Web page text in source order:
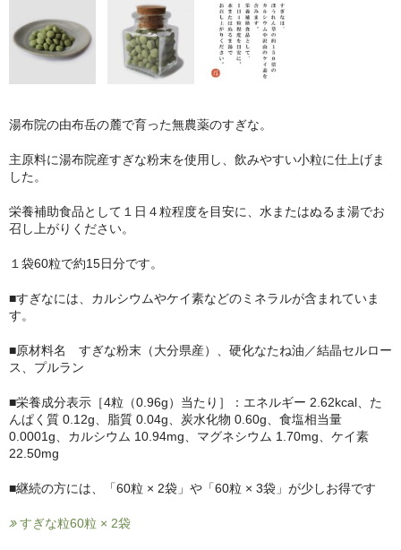
湯布院の由布岳の麓で育った無農薬のすぎな。
主原料に湯布院産すぎな粉末を使用し、飲みやすい小粒に仕上げま
した。
栄養補助食品として１日４粒程度を目安に、水またはぬるま湯でお
召し上がりください。
１袋60粒で約15日分です。
■すぎなには、カルシウムやケイ素などのミネラルが含まれていま
す。
■原材料名 すぎな粉末（大分県産）、硬化なたね油／結晶セルロー
ス、プルラン
■栄養成分表示［4粒（0.96g）当たり］：エネルギー 2.62kcal、た
んぱく質 0.12g、脂質 0.04g、炭水化物 0.60g、食塩相当量
0.0001g、カルシウム 10.94mg、マグネシウム 1.70mg、ケイ素
22.50mg
■継続の方には、「60粒 × 2袋」や「60粒 × 3袋」が少しお得です
すぎな粒60粒 × 2袋